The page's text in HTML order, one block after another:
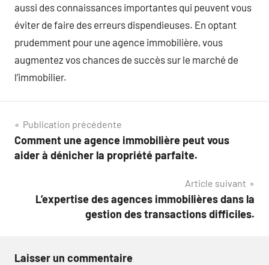
aussi des connaissances importantes qui peuvent vous
éviter de faire des erreurs dispendieuses. En optant
prudemment pour une agence immobilière, vous
augmentez vos chances de succès sur le marché de
l’immobilier.
Navigation
de
Publication précédente
Comment une agence immobilière peut vous
aider à dénicher la propriété parfaite.
Article suivant
L’expertise des agences immobilières dans la
gestion des transactions difficiles.
Laisser un commentaire